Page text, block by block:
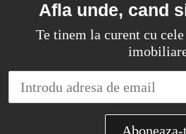
Afla unde, cand
Te tinem la curent cu